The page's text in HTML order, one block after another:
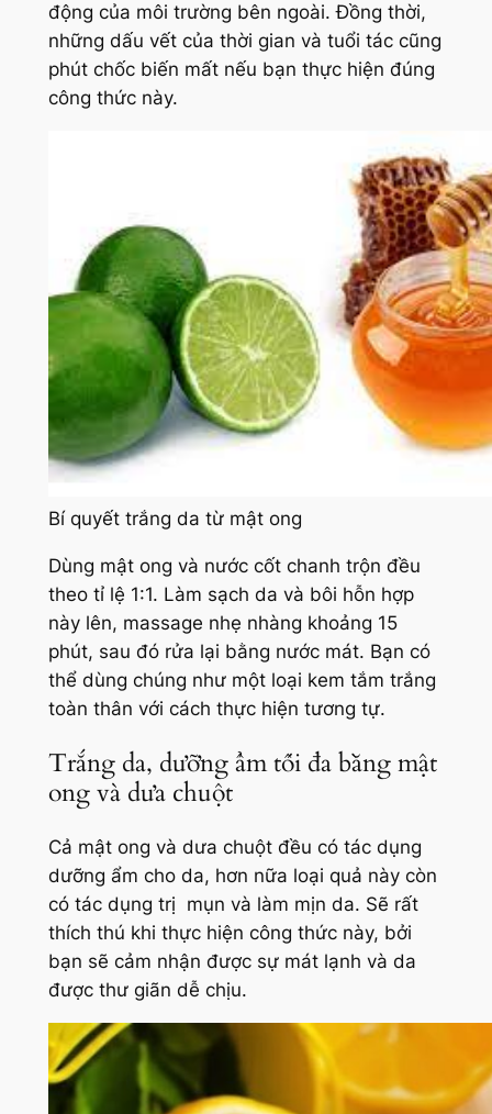
động của môi trường bên ngoài. Đồng thời,
những dấu vết của thời gian và tuổi tác cũng
phút chốc biến mất nếu bạn thực hiện đúng
công thức này.
Bí quyết trắng da từ mật ong
Dùng mật ong và nước cốt chanh trộn đều
theo tỉ lệ 1:1. Làm sạch da và bôi hỗn hợp
này lên, massage nhẹ nhàng khoảng 15
phút, sau đó rửa lại bằng nước mát. Bạn có
thể dùng chúng như một loại kem tắm trắng
toàn thân với cách thực hiện tương tự.
Trắng da, dưỡng ẩm tối đa bằng mật
ong và dưa chuột
Cả mật ong và dưa chuột đều có tác dụng
dưỡng ẩm cho da, hơn nữa loại quả này còn
có tác dụng trị mụn và làm mịn da. Sẽ rất
thích thú khi thực hiện công thức này, bởi
bạn sẽ cảm nhận được sự mát lạnh và da
được thư giãn dễ chịu.